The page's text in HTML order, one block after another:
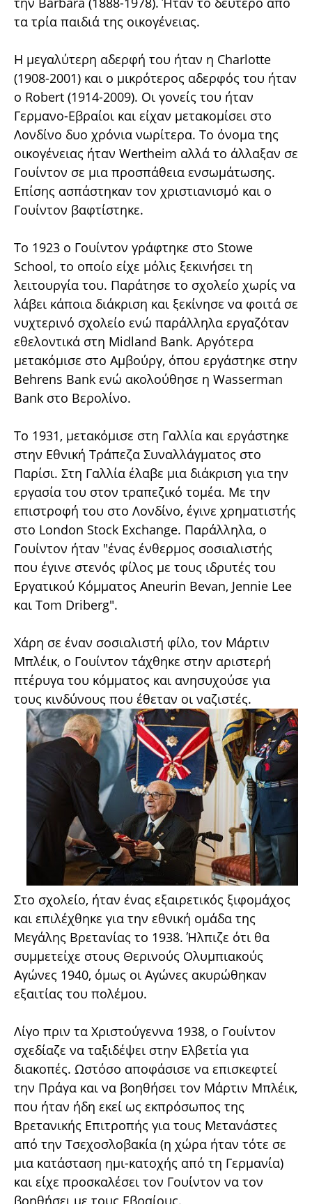
τα τρία παιδιά της οικογένειας.
Η μεγαλύτερη αδερφή του ήταν η Charlotte
(1908-2001) και ο μικρότερος αδερφός του ήταν
ο Robert (1914-2009). Οι γονείς του ήταν
Γερμανο-Εβραίοι και είχαν μετακομίσει στο
Λονδίνο δυο χρόνια νωρίτερα. Το όνομα της
οικογένειας ήταν Wertheim αλλά το άλλαξαν σε
Γουίντον σε μια προσπάθεια ενσωμάτωσης.
Επίσης ασπάστηκαν τον χριστιανισμό και ο
Γουίντον βαφτίστηκε.
Το 1923 ο Γουίντον γράφτηκε στο Stowe
School, το οποίο είχε μόλις ξεκινήσει τη
λειτουργία του. Παράτησε το σχολείο χωρίς να
λάβει κάποια διάκριση και ξεκίνησε να φοιτά σε
νυχτερινό σχολείο ενώ παράλληλα εργαζόταν
εθελοντικά στη Midland Bank. Αργότερα
μετακόμισε στο Αμβούργ, όπου εργάστηκε στην
Behrens Bank ενώ ακολούθησε η Wasserman
Bank στο Βερολίνο.
Το 1931, μετακόμισε στη Γαλλία και εργάστηκε
στην Εθνική Τράπεζα Συναλλάγματος στο
Παρίσι. Στη Γαλλία έλαβε μια διάκριση για την
εργασία του στον τραπεζικό τομέα. Με την
επιστροφή του στο Λονδίνο, έγινε χρηματιστής
στο London Stock Exchange. Παράλληλα, ο
Γουίντον ήταν "ένας ένθερμος σοσιαλιστής
που έγινε στενός φίλος με τους ιδρυτές του
Εργατικού Κόμματος Aneurin Bevan, Jennie Lee
και Tom Driberg".
Χάρη σε έναν σοσιαλιστή φίλο, τον Μάρτιν
Μπλέικ, ο Γουίντον τάχθηκε στην αριστερή
πτέρυγα του κόμματος και ανησυχούσε για
τους κινδύνους που έθεταν οι ναζιστές.
Στο σχολείο, ήταν ένας εξαιρετικός ξιφομάχος
και επιλέχθηκε για την εθνική ομάδα της
Μεγάλης Βρετανίας το 1938. Ήλπιζε ότι θα
συμμετείχε στους Θερινούς Ολυμπιακούς
Αγώνες 1940, όμως οι Αγώνες ακυρώθηκαν
εξαιτίας του πολέμου.
Λίγο πριν τα Χριστούγεννα 1938, ο Γουίντον
σχεδίαζε να ταξιδέψει στην Ελβετία για
διακοπές. Ωστόσο αποφάσισε να επισκεφτεί
την Πράγα και να βοηθήσει τον Μάρτιν Μπλέικ,
που ήταν ήδη εκεί ως εκπρόσωπος της
Βρετανικής Επιτροπής για τους Μετανάστες
από την Τσεχοσλοβακία (η χώρα ήταν τότε σε
μια κατάσταση ημι-κατοχής από τη Γερμανία)
και είχε προσκαλέσει τον Γουίντον να τον
βοηθήσει με τους Εβραίους.